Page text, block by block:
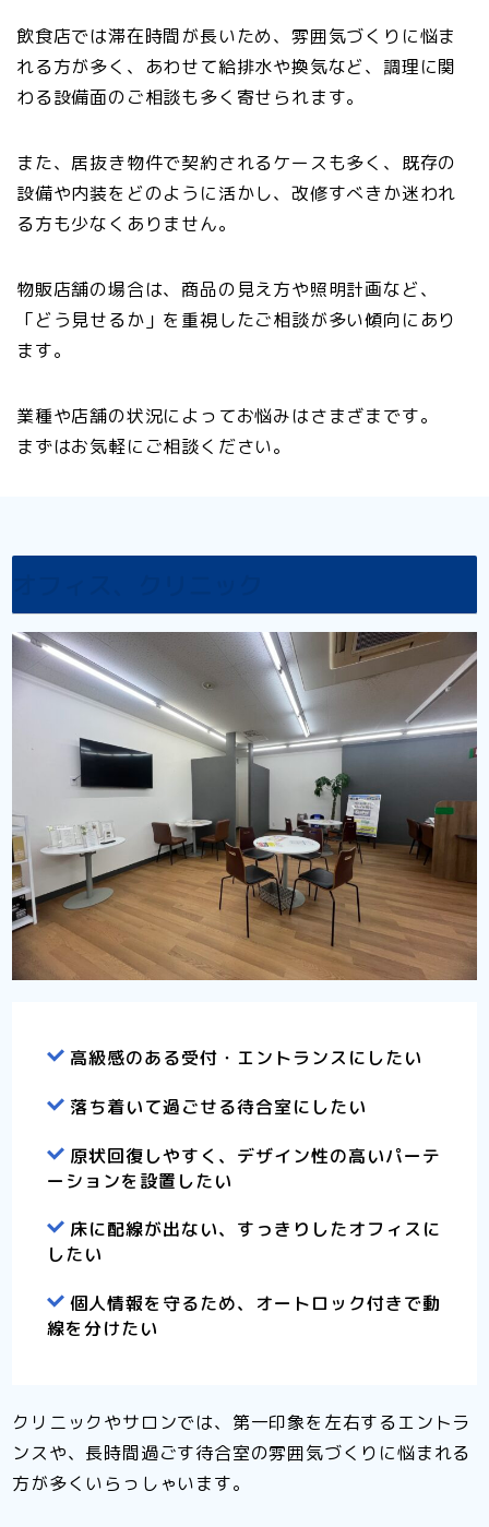
飲食店では滞在時間が長いため、雰囲気づくりに悩ま
れる方が多く、あわせて給排水や換気など、調理に関
わる設備面のご相談も多く寄せられます。
また、居抜き物件で契約されるケースも多く、既存の
設備や内装をどのように活かし、改修すべきか迷われ
る方も少なくありません。
物販店舗の場合は、商品の見え方や照明計画など、
「どう見せるか」を重視したご相談が多い傾向にあり
ます。
業種や店舗の状況によってお悩みはさまざまです。
まずはお気軽にご相談ください。
高級感のある受付・エントランスにしたい
落ち着いて過ごせる待合室にしたい
原状回復しやすく、デザイン性の高いパーテ
ーションを設置したい
床に配線が出ない、すっきりしたオフィスに
したい
個人情報を守るため、オートロック付きで動
線を分けたい
クリニックやサロンでは、第一印象を左右するエントラ
ンスや、長時間過ごす待合室の雰囲気づくりに悩まれる
方が多くいらっしゃいます。